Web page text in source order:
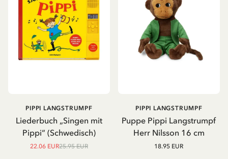
Liederbuch „Singen mit
Pippi“ (Schwedisch)
PIPPI LANGSTRUMPF
22.06 EUR25.95 EUR
Puppe Pippi Langstrumpf
Herr Nilsson 16 cm
PIPPI LANGSTRUMPF
18.95 EUR